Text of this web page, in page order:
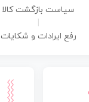
سیاست بازگشت کالا
رفع ایرادات و شکایات